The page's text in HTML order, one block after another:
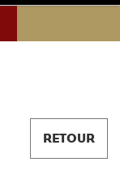
RETOUR